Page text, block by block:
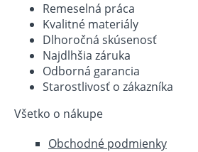
Remeselná práca
Kvalitné materiály
Dlhoročná skúsenosť
Najdlhšia záruka
Odborná garancia
Starostlivosť o zákazníka
Všetko o nákupe
Obchodné podmienky